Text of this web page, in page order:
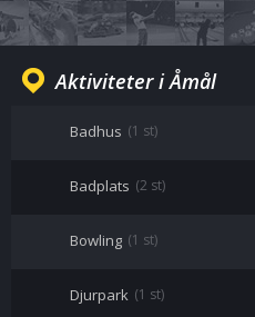
Aktiviteter i Åmål
Badhus (1 st)
Badplats (2 st)
Bowling (1 st)
Djurpark (1 st)